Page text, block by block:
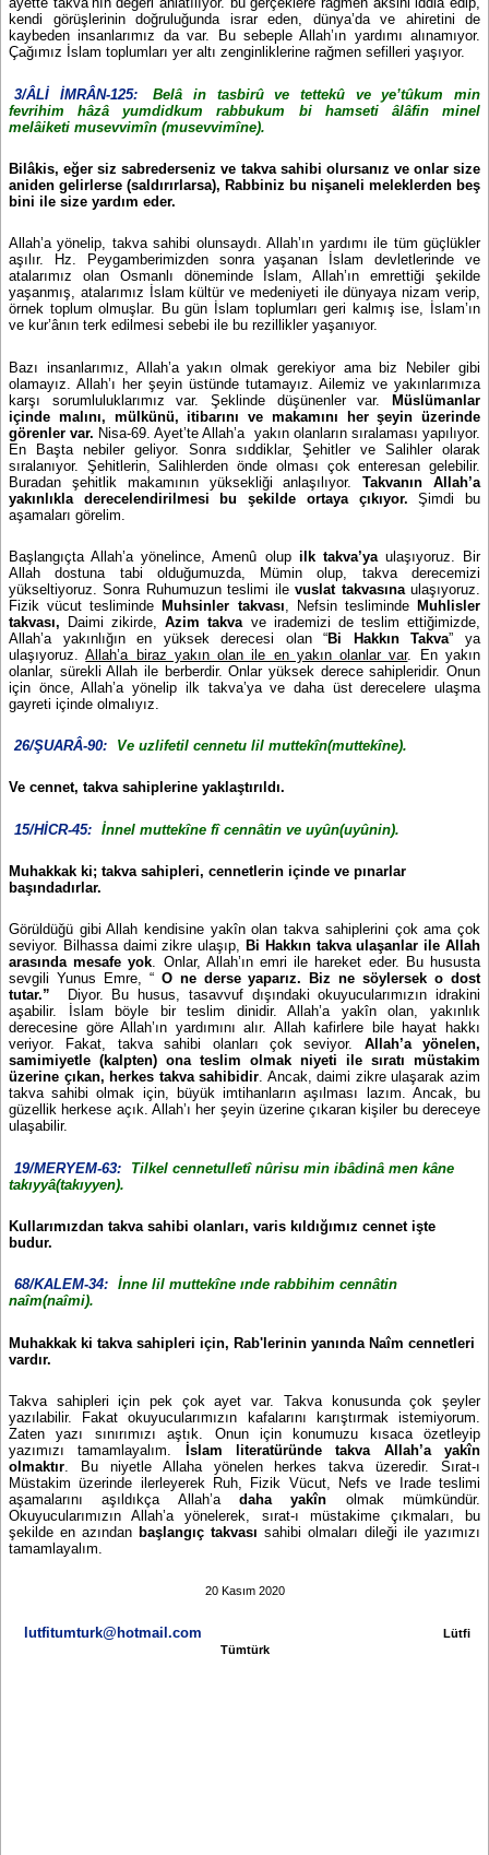
kendi görüşlerinin doğruluğunda israr eden, dünya’da ve ahiretini de
kaybeden insanlarımız da var. Bu sebeple Allah’ın yardımı alınamıyor.
Çağımız İslam toplumları yer altı zenginliklerine rağmen sefilleri yaşıyor.
3/ÂLİ İMRÂN-125:
Belâ in tasbirû ve tettekû ve ye’tûkum min
fevrihim hâzâ yumdidkum rabbukum bi hamseti âlâfin minel
melâiketi musevvimîn (musevvimîne).
Bilâkis, eğer siz sabrederseniz ve takva sahibi olursanız ve onlar size
aniden gelirlerse (saldırırlarsa), Rabbiniz bu nişaneli meleklerden beş
bini ile size yardım eder.
Allah’a yönelip, takva sahibi olunsaydı. Allah’ın yardımı ile tüm güçlükler
aşılır. Hz. Peygamberimizden sonra yaşanan İslam devletlerinde ve
atalarımız olan Osmanlı döneminde İslam, Allah’ın emrettiği şekilde
yaşanmış, atalarımız İslam kültür ve medeniyeti ile dünyaya nizam verip,
örnek toplum olmuşlar. Bu gün İslam toplumları geri kalmış ise, İslam’ın
ve kur’ânın terk edilmesi sebebi ile bu rezillikler yaşanıyor.
Bazı insanlarımız, Allah’a yakın olmak gerekiyor ama biz Nebiler gibi
olamayız. Allah’ı her şeyin üstünde tutamayız. Ailemiz ve yakınlarımıza
karşı sorumluluklarımız var. Şeklinde düşünenler var. Müslümanlar
içinde malını, mülkünü, itibarını ve makamını her şeyin üzerinde
görenler var. Nisa-69. Ayet’te Allah’a yakın olanların sıralaması yapılıyor.
En Başta nebiler geliyor. Sonra sıddiklar, Şehitler ve Salihler olarak
sıralanıyor. Şehitlerin, Salihlerden önde olması çok enteresan gelebilir.
Buradan şehitlik makamının yüksekliği anlaşılıyor.Takvanın Allah’a
yakınlıkla derecelendirilmesi bu şekilde ortaya çıkıyor. Şimdi bu
aşamaları görelim.
Başlangıçta Allah’a yönelince, Amenû olup ilk takva’yaulaşıyoruz. Bir
Allah dostuna tabi olduğumuzda, Mümin olup, takva derecemizi
yükseltiyoruz. Sonra Ruhumuzun teslimi ilevuslat takvasınaulaşıyoruz.
Fizik vücut tesliminde Muhsinler takvası , Nefsin tesliminde Muhlisler
takvası, Daimi zikirde,Azim takva ve irademizi de teslim ettiğimizde,
Allah’a yakınlığın en yüksek derecesi olan “Bi Hakkın Takva” ya
ulaşıyoruz.Allah’a biraz yakın olan ile en yakın olanlar var. En yakın
olanlar, sürekli Allah ile berberdir. Onlar yüksek derece sahipleridir. Onun
için önce, Allah’a yönelip ilk takva’ya ve daha üst derecelere ulaşma
gayreti içinde olmalıyız.
26/ŞUARÂ-90: Ve uzlifetil cennetu lil muttekîn(muttekîne).
Ve cennet, takva sahiplerine yaklaştırıldı.
15/HİCR-45: İnnel muttekîne fî cennâtin ve uyûn(uyûnin).
Muhakkak ki; takva sahipleri, cennetlerin içinde ve pınarlar
başındadırlar.
Görüldüğü gibi Allah kendisine yakîn olan takva sahiplerini çok ama çok
seviyor. Bilhassa daimi zikre ulaşıp, Bi Hakkın takva ulaşanlar ile Allah
arasında mesafe yok. Onlar, Allah’ın emri ile hareket eder. Bu hususta
sevgili Yunus Emre, “ O ne derse yaparız. Biz ne söylersek o dost
tutar.” Diyor. Bu husus, tasavvuf dışındaki okuyucularımızın idrakini
aşabilir. İslam böyle bir teslim dinidir. Allah’a yakîn olan, yakınlık
derecesine göre Allah’ın yardımını alır. Allah kafirlere bile hayat hakkı
veriyor. Fakat, takva sahibi olanları çok seviyor. Allah’a yönelen,
samimiyetle (kalpten) ona teslim olmak niyeti ile sıratı müstakim
üzerine çıkan, herkes takva sahibidir. Ancak, daimi zikre ulaşarak azim
takva sahibi olmak için, büyük imtihanların aşılması lazım. Ancak, bu
güzellik herkese açık. Allah’ı her şeyin üzerine çıkaran kişiler bu dereceye
ulaşabilir.
19/MERYEM-63:
Tilkel cennetulletî nûrisu min ibâdinâ men kâne
takıyyâ(takıyyen).
Kullarımızdan takva sahibi olanları, varis kıldığımız cennet işte
budur.
68/KALEM-34: İnne lil muttekîne ınde rabbihim cennâtin
naîm(naîmi).
Muhakkak ki takva sahipleri için, Rab'lerinin yanında Naîm cennetleri
vardır.
Takva sahipleri için pek çok ayet var. Takva konusunda çok şeyler
yazılabilir. Fakat okuyucularımızın kafalarını karıştırmak istemiyorum.
Zaten yazı sınırımızı aştık. Onun için konumuzu kısaca özetleyip
yazımızı tamamlayalım.
İslam literatüründe takva Allah’a yakîn
olmaktır. Bu niyetle Allaha yönelen herkes takva üzeredir. Sırat-ı
Müstakim üzerinde ilerleyerek Ruh, Fizik Vücut, Nefs ve Irade teslimi
aşamalarını aşıldıkça Allah’a daha yakîn olmak mümkündür.
Okuyucularımızın Allah’a yönelerek, sırat-ı müstakime çıkmaları, bu
şekilde en azından başlangıç takvası sahibi olmaları dileği ile yazımızı
tamamlayalım.
20 Kasım 2020
lutfitumturk@hotmail.com
Lütfi
Tümtürk